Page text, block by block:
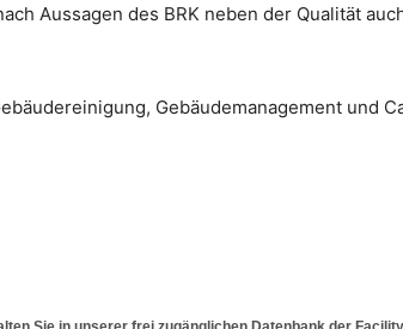
Aussagen des BRK neben der Qualität
Gebäudemanagement und